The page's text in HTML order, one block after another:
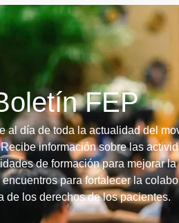
FEP
al día de toda la actualidad del
información sobre las
de formación para mejorar la
para fortalecer la
de los derechos de los pacientes.